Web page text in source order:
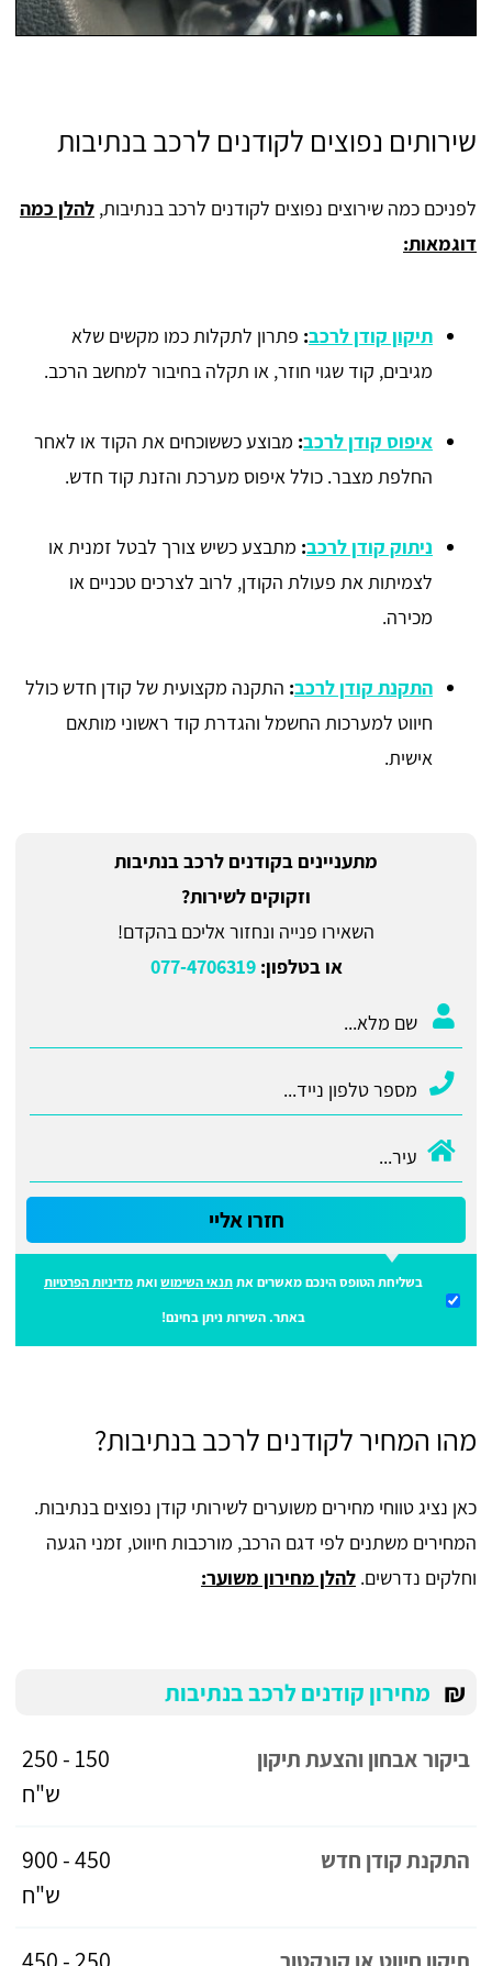
שירותים נפוצים לקודנים לרכב בנתיבות
לפניכם כמה שירוצים נפוצים לקודנים לרכב בנתיבות, להלן כמה
דוגמאות:
תיקון קודן לרכב: פתרון לתקלות כמו מקשים שלא
מגיבים, קוד שגוי חוזר, או תקלה בחיבור למחשב הרכב.
איפוס קודן לרכב: מבוצע כששוכחים את הקוד או לאחר
החלפת מצבר. כולל איפוס מערכת והזנת קוד חדש.
ניתוק קודן לרכב: מתבצע כשיש צורך לבטל זמנית או
לצמיתות את פעולת הקודן, לרוב לצרכים טכניים או
מכירה.
התקנת קודן לרכב: התקנה מקצועית של קודן חדש כולל
חיווט למערכות החשמל והגדרת קוד ראשוני מותאם
אישית.
מתעניינים בקודנים לרכב בנתיבות
וזקוקים לשירות?
השאירו פנייה ונחזור אליכם בהקדם!
או בטלפון:077-4706319
חזרו אליי
בשליחת הטופס הינכם מאשרים אתתנאי השימושואתמדיניות הפרטיות
באתר. השירות ניתן בחינם!
מהו המחיר לקודנים לרכב בנתיבות?
כאן נציג טווחי מחירים משוערים לשירותי קודן נפוצים בנתיבות.
המחירים משתנים לפי דגם הרכב, מורכבות חיווט, זמני הגעה
וחלקים נדרשים. להלן מחירון משוער:
₪ מחירון קודנים לרכב בנתיבות
ביקור אבחון והצעת תיקון
150 - 250
ש"ח
התקנת קודן חדש
450 - 900
ש"ח